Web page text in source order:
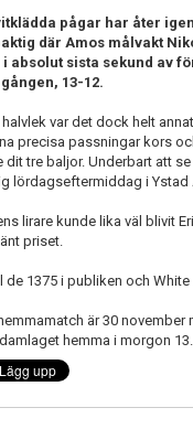
pågar har åter
där Amos målvakt
absolut sista sekund av
13-12.
halvlek var det dock helt
precisa passningar kors
dit tre baljor. Underbart att
lördagseftermiddag i Ystad
lirare kunde lika väl blivit
priset.
de 1375 i publiken och
är 30 november
hemma i morgon